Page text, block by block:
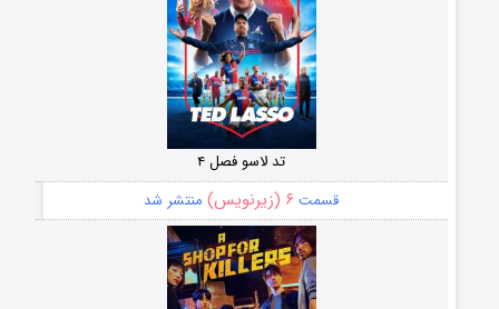
تد لاسو فصل ۴
قسمت ۶ (زیرنویس) منتشر شد